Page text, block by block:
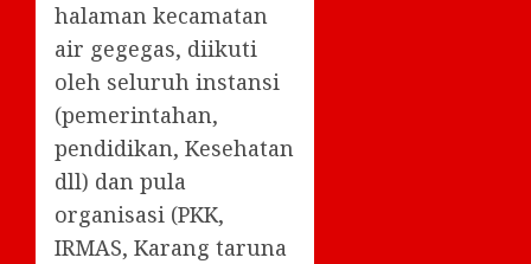
halaman kecamatan
air gegegas, diikuti
oleh seluruh instansi
(pemerintahan,
pendidikan, Kesehatan
dll) dan pula
organisasi (PKK,
IRMAS, Karang taruna